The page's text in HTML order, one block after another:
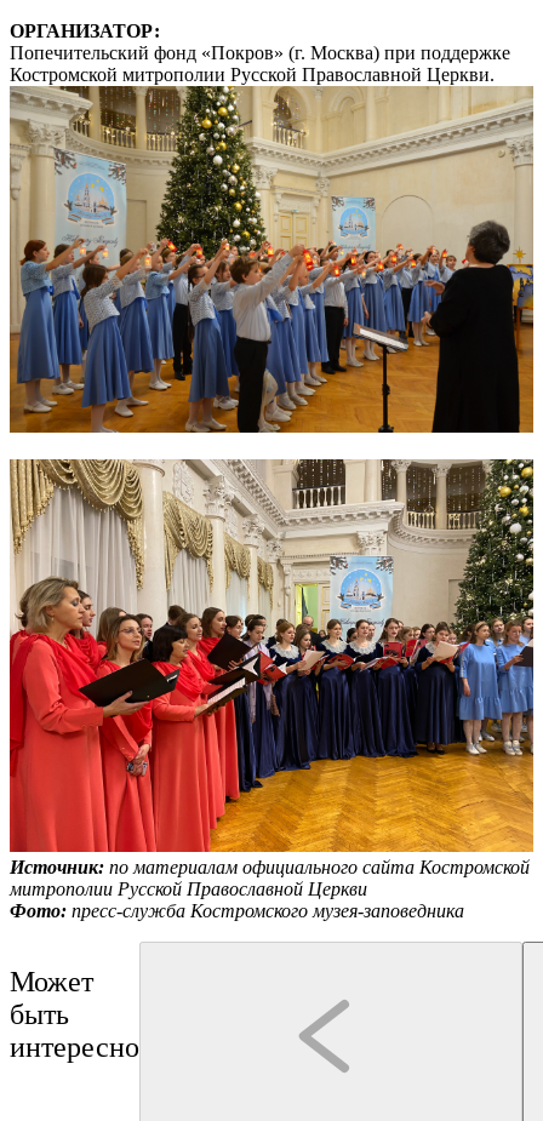
ОРГАНИЗАТОР:
Попечительский фонд «Покров» (г. Москва) при поддержке
Костромской митрополии Русской Православной Церкви.
Источник: по материалам официального сайта Костромской
митрополии Русской Православной Церкви
Фото: пресс-служба Костромского музея-заповедника
Может
быть
интересно